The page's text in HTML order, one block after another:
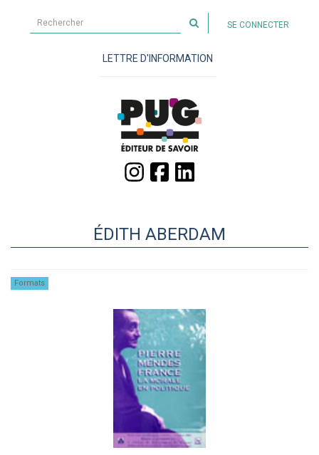
sur
site
SE CONNECTER
LETTRE D'INFORMATION
ÉDITH ABERDAM
Formats